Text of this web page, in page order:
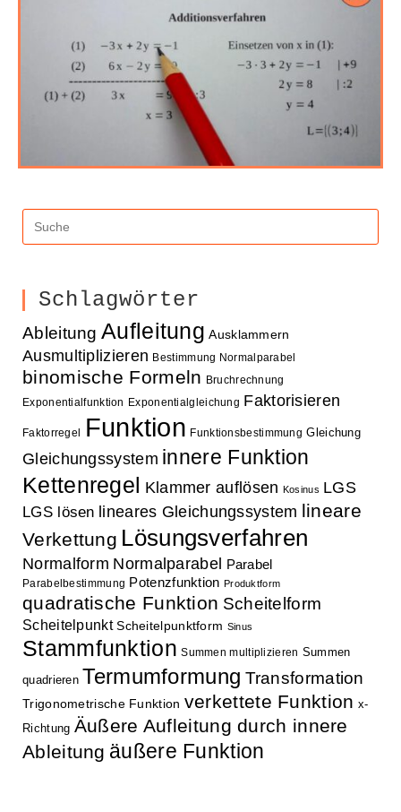
Schlagwörter
Ableitung Aufleitung Ausklammern
Ausmultiplizieren Bestimmung Normalparabel
binomische Formeln
Bruchrechnung
Exponentialfunktion
Exponentialgleichung Faktorisieren
Faktorregel Funktion Funktionsbestimmung Gleichung
Gleichungssystem innere Funktion
Kettenregel Klammer auflösen Kosinus LGS
LGS lösen lineares Gleichungssystem lineare
Verkettung Lösungsverfahren
Normalform Normalparabel Parabel
Parabelbestimmung Potenzfunktion Produktform
quadratische Funktion Scheitelform
Scheitelpunkt Scheitelpunktform Sinus
Stammfunktion Summen multiplizieren Summen
quadrieren Termumformung Transformation
Trigonometrische Funktion verkettete Funktion x-
Richtung Äußere Aufleitung durch innere
Ableitung äußere Funktion